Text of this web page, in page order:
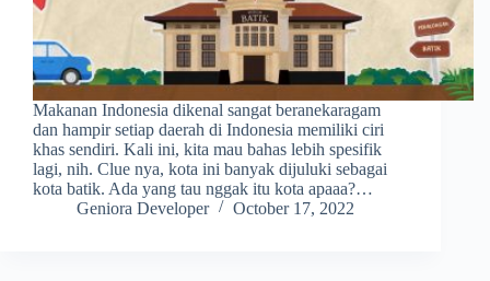
Makanan Indonesia dikenal sangat beranekaragam
dan hampir setiap daerah di Indonesia memiliki ciri
khas sendiri. Kali ini, kita mau bahas lebih spesifik
lagi, nih. Clue nya, kota ini banyak dijuluki sebagai
kota batik. Ada yang tau nggak itu kota apaaa?…
Geniora Developer
October 17, 2022